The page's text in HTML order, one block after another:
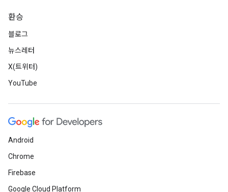
환승
블로그
뉴스레터
X(트위터)
YouTube
Android
Chrome
Firebase
Google Cloud Platform